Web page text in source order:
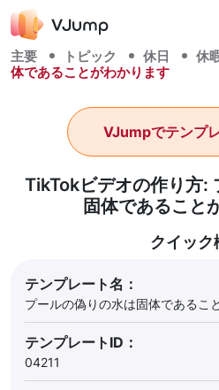
主要 トピック 休日 休
体であることがわかります
TikTokビデオの作り方:
固体であること
VJumpでテンプ
クイック
テンプレート名：
プールの偽りの水は固体であるこ
テンプレートID：
04211